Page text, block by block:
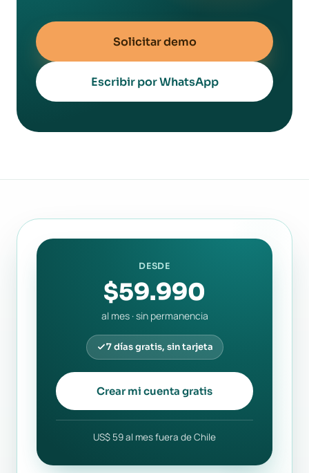
Solicitar demo
Escribir por WhatsApp
DESDE
$59.990
al mes · sin permanencia
7 días gratis, sin tarjeta
Crear mi cuenta gratis
US$ 59 al mes fuera de Chile